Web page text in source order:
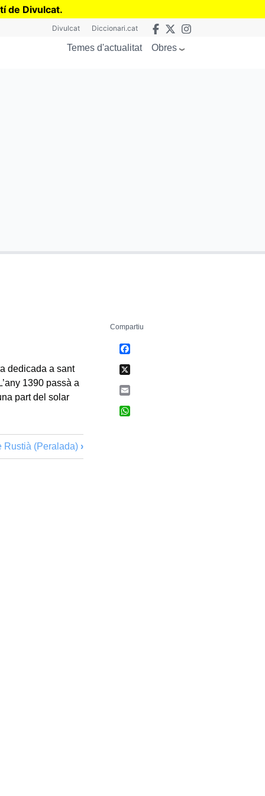
de Divulcat.
Divulcat Diccionari.cat
Temes d'actualitat Obres
dedicada a sant
1390 passà a
part del solar
Rustià (Peralada) ›
Compartiu